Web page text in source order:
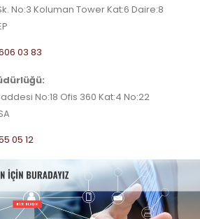
No:3 Koluman Tower Kat:6 Daire:8
03 83
No:18 Ofis 360 Kat:4 No:22
05 12